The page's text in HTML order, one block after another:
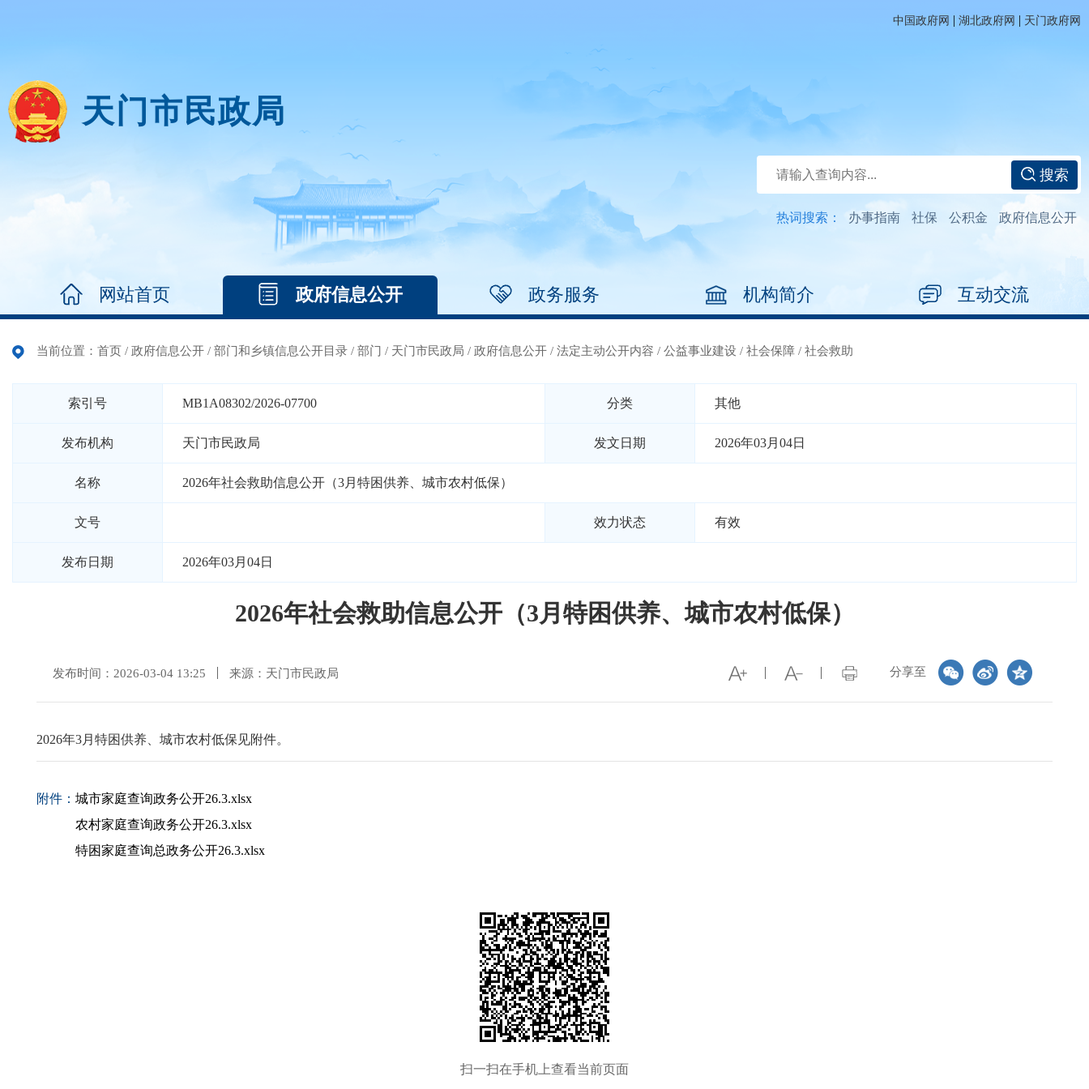
中国政府网 | 湖北政府网 | 天门政府网
天门市民政局
搜索
热词搜索： 办事指南 社保 公积金 政府信息公开
网站首页 政府信息公开 政务服务 机构简介 互动交流
当前位置： 首页 / 政府信息公开 / 部门和乡镇信息公开目录 / 部门 / 天门市民政局 / 政府信息公开 / 法定主动公开内容 / 公益事业建设 / 社会保障 / 社会救助
索引号 MB1A08302/2026-07700 分类 其他
发布机构 天门市民政局 发文日期 2026年03月04日
名称 2026年社会救助信息公开（3月特困供养、城市农村低保）
文号 效力状态 有效
发布日期 2026年03月04日
2026年社会救助信息公开（3月特困供养、城市农村低保）
分享至
发布时间：2026-03-04 13:25 来源：天门市民政局
2026年3月特困供养、城市农村低保见附件。
附件： 城市家庭查询政务公开26.3.xlsx
农村家庭查询政务公开26.3.xlsx
特困家庭查询总政务公开26.3.xlsx
扫一扫在手机上查看当前页面